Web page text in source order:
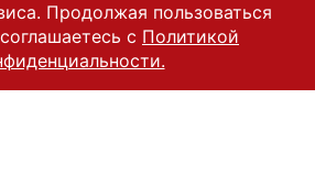
Продолжая пользоваться
с Политикой